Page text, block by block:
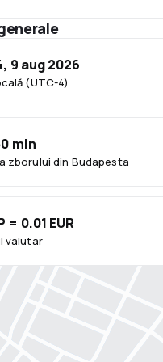
(UTC-4)
9 aug 2026
zborului din Budapesta
min
valutar
= 0.01 EUR